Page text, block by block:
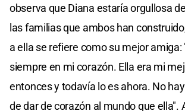
observa que Diana estaría orgullosa
las familias que ambos han
a ella se refiere como su mejor amiga:
siempre en mi corazón. Ella era mi
entonces y todavía lo es ahora. No
de dar de corazón al mundo que ella".